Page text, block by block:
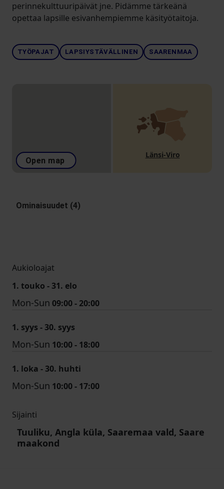
perinnekulttuuripäivät jne. Pidämme tärkeänä
opettaa lapsille esivanhempiemme käsityötaitoja.
TYÖPAJAT LAPSIYSTÄVÄLLINEN SAARENMAA
Open map
Länsi-Viro
Ominaisuudet (4)
Aukioloajat
1. touko - 31. elo
Mon-Sun 09:00 - 20:00
1. syys - 30. syys
Mon-Sun 10:00 - 18:00
1. loka - 30. huhti
Mon-Sun 10:00 - 17:00
Sijainti
Tuuliku, Angla küla, Saaremaa vald, Saare
maakond